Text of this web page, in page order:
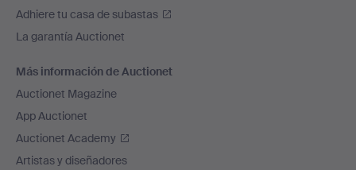
Adhiere tu casa de subastas
La garantía Auctionet
Más información de Auctionet
Auctionet Magazine
App Auctionet
Auctionet Academy
Artistas y diseñadores